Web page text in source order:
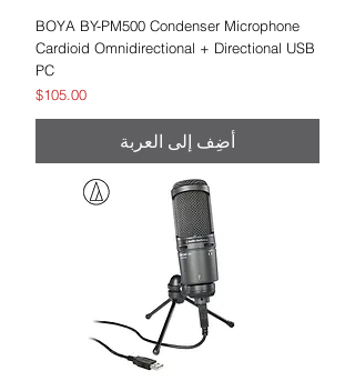
BOYA BY-PM500 Condenser Microphone
Cardioid Omnidirectional + Directional USB
PC
السعر
$105.00
أضِف إلى العربة